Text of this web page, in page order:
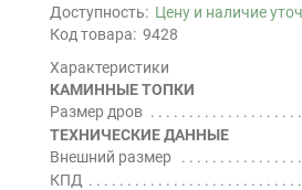
Доступность: Цену и наличие
Код товара: 9428
Характеристики
КАМИННЫЕ ТОПКИ
Размер дров
ТЕХНИЧЕСКИЕ ДАННЫЕ
Внешний размер
КПД